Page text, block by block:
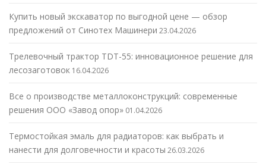
Купить новый экскаватор по выгодной цене — обзор
предложений от Синотех Машинери 23.04.2026
Трелевочный трактор TDT-55: инновационное решение для
лесозаготовок 16.04.2026
Все о производстве металлоконструкций: современные
решения ООО «Завод опор» 01.04.2026
Термостойкая эмаль для радиаторов: как выбрать и
нанести для долговечности и красоты 26.03.2026